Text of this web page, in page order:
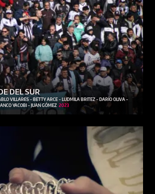
DEL SUR
VILLARES - BETTY ARCE - LUDMILA BRITEZ - DARÍO OLIVA -
YACOBI - JUAN GÓMEZ 2023